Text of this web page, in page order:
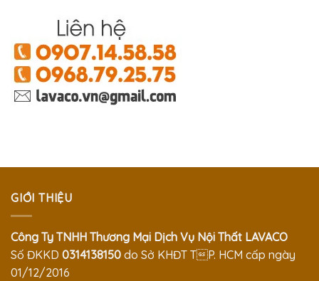
GIỚI THIỆU
Công Ty TNHH Thương Mại Dịch Vụ Nội Thất LAVACO
Số ĐKKD 0314138150 do Sở KHĐT TP. HCM cấp ngày
01/12/2016